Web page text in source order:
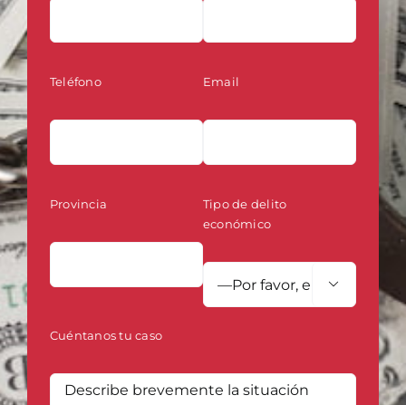
Teléfono Email
Provincia
Tipo de delito
económico

Cuéntanos tu caso